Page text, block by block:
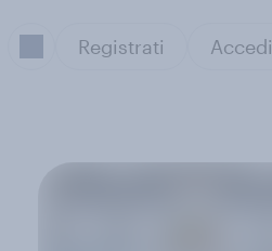
Registrati Accedi